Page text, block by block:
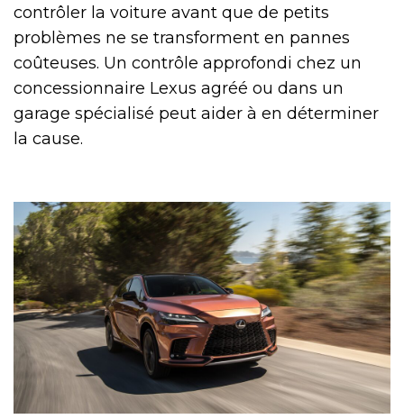
contrôler la voiture avant que de petits
problèmes ne se transforment en pannes
coûteuses. Un contrôle approfondi chez un
concessionnaire Lexus agréé ou dans un
garage spécialisé peut aider à en déterminer
la cause.